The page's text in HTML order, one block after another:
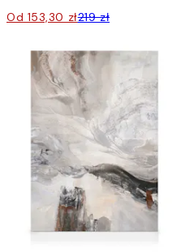
Od 153,30 zł219 zł